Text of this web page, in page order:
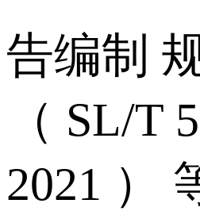
告编制
（ SL/T
2021 ）